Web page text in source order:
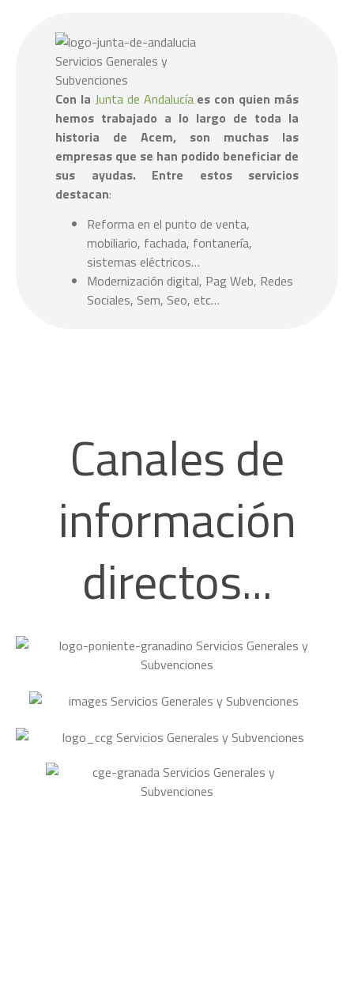
Con la Junta de Andalucíaes con quien más
hemos trabajado a lo largo de toda la
historia de Acem, son muchas las
empresas que se han podido beneficiar de
sus ayudas. Entre estos servicios
destacan:
Reforma en el punto de venta,
mobiliario, fachada, fontanería,
sistemas eléctricos…
Modernización digital, Pag Web, Redes
Sociales, Sem, Seo, etc…
Canales de
información
directos...